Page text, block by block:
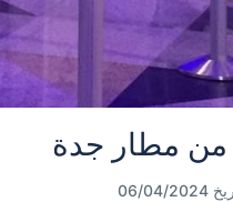
مطار جدة
04/2024